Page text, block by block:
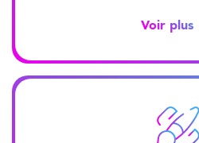
Voir plus